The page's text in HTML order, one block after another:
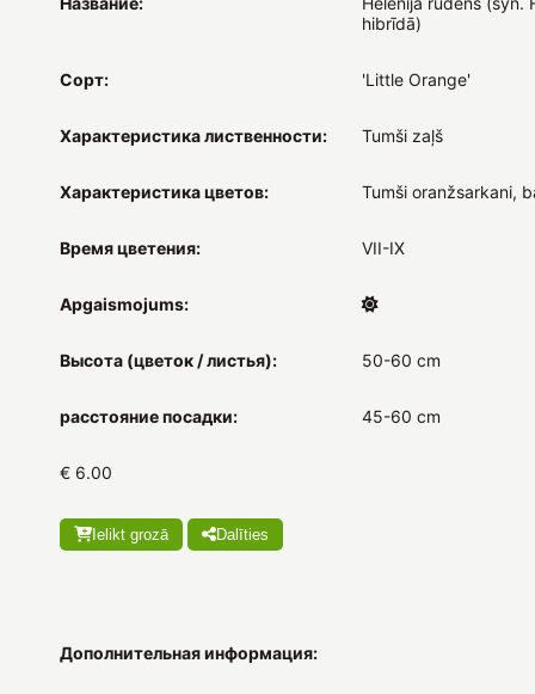
hibrīdā)
Сорт: 'Little Orange'
Характеристика лиственности: Tumši zaļš
Характеристика цветов: Tumši oranžsarkani,
Время цветения: VII-IX
Apgaismojums:
Высота (цветок / листья): 50-60 cm
расстояние посадки: 45-60 cm
€ 6.00
Ielikt grozā Dalīties
Дополнительная информация: